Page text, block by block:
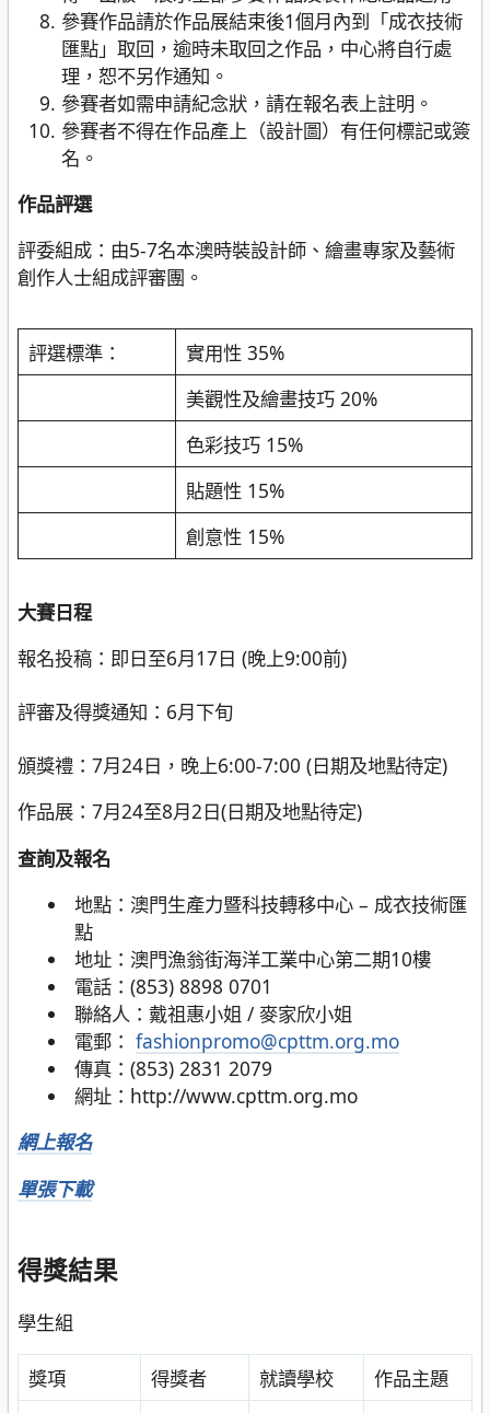
參賽作品請於作品展結束後1個月內到「成衣技術
匯點」取回，逾時未取回之作品，中心將自行處
理，恕不另作通知。
參賽者如需申請紀念狀，請在報名表上註明。
參賽者不得在作品產上（設計圖）有任何標記或簽
名。
作品評選
評委組成：由5-7名本澳時裝設計師、繪畫專家及藝術
創作人士組成評審團。
評選標準：
實用性 35%
美觀性及繪畫技巧 20%
色彩技巧 15%
貼題性 15%
創意性 15%
大賽日程
報名投稿：即日至6月17日 (晚上9:00前)
評審及得獎通知：6月下旬
頒獎禮：7月24日，晚上6:00-7:00 (日期及地點待定)
作品展：7月24至8月2日(日期及地點待定)
查詢及報名
地點：澳門生產力暨科技轉移中心 – 成衣技術匯
點
地址：澳門漁翁街海洋工業中心第二期10樓
電話：(853) 8898 0701
聯絡人：戴祖惠小姐 / 麥家欣小姐
電郵：fashionpromo@cpttm.org.mo
傳真：(853) 2831 2079
網址：http://www.cpttm.org.mo
網上報名
單張下載
得獎結果
學生組
獎項 得獎者 就讀學校 作品主題